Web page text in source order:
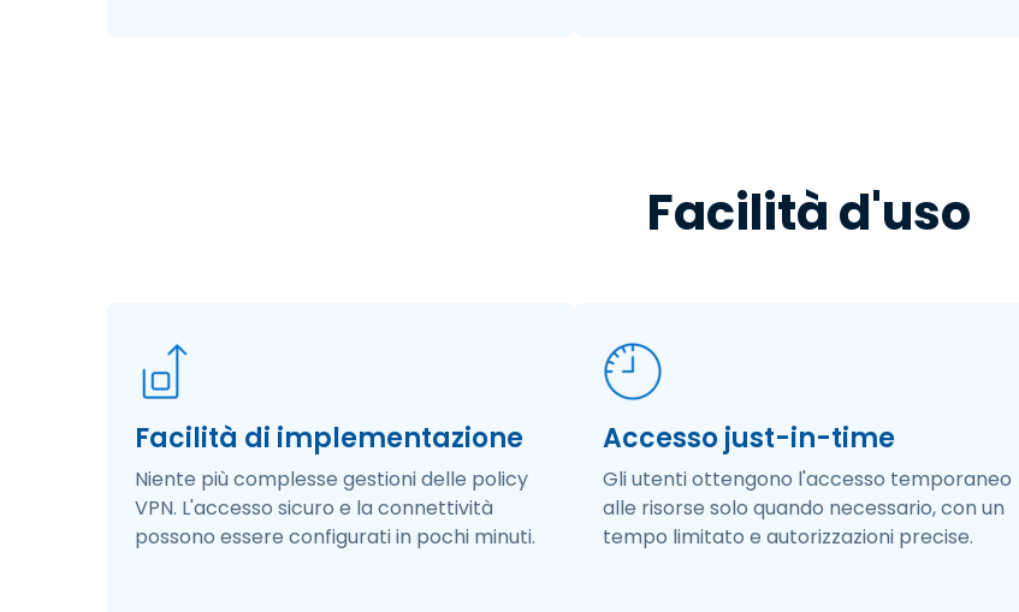
Facilità d'uso​
Facilità di implementazione
Niente più complesse gestioni delle policy
VPN. L'accesso sicuro e la connettività
possono essere configurati in pochi minuti.​
Accesso just-in-time
Gli utenti ottengono l'accesso temporaneo
alle risorse solo quando necessario, con un
tempo limitato e autorizzazioni precise.​